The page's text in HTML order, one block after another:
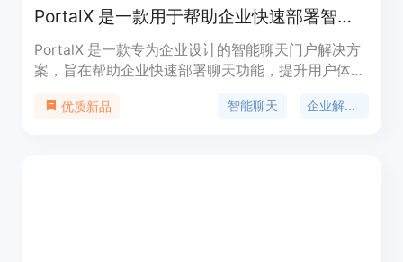
PortalX 是一款用于帮助企业快速部署智能聊天门户的产品。
PortalX 是一款专为企业设计的智能聊天门户解决方
案，旨在帮助企业快速部署聊天功能，提升用户体验
能聊天门户，能够提供直接的答案和操作指导。
优质新品 智能聊天 企业解决方案